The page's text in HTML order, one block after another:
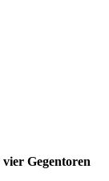
Gegentoren